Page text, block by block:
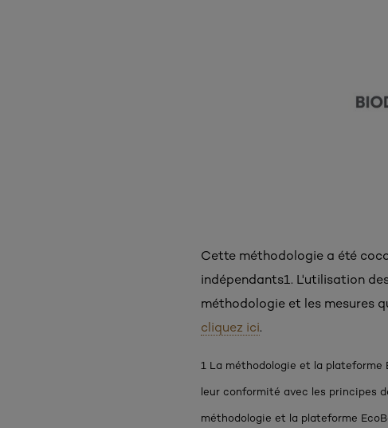
Cette méthodologie a été
indépendants1. L'utilisation
méthodologie et les mesures
cliquez ici.
1 La méthodologie et la plateforme
leur conformité avec les principes
méthodologie et la plateforme